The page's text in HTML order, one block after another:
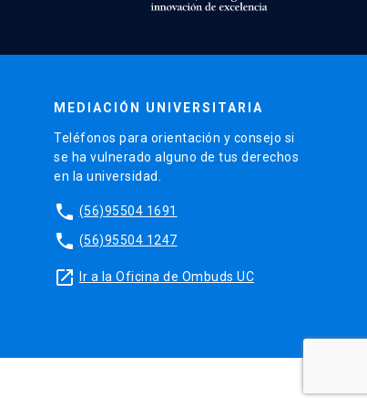
MEDIACIÓN UNIVERSITARIA
Teléfonos para orientación y consejo si
se ha vulnerado alguno de tus derechos
en la universidad.
phone (56)95504 1691
phone (56)95504 1247
launch Ir a la Oficina de Ombuds UC